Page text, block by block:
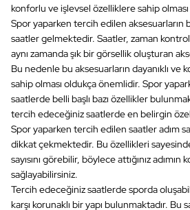
konforlu ve işlevsel özelliklere sahip
Spor yaparken tercih edilen aksesuarların
saatler gelmektedir. Saatler, zaman
aynı zamanda şık bir görsellik oluşturan
Bu nedenle bu aksesuarların dayanıklı ve
sahip olması oldukça önemlidir. Spor
saatlerde belli başlı bazı özellikler
tercih edeceğiniz saatlerde en belirgin
Spor yaparken tercih edilen saatler adım
dikkat çekmektedir. Bu özellikleri sayesinde
sayısını görebilir, böylece attığınız adımın
sağlayabilirsiniz.
Tercih edeceğiniz saatlerde sporda
karşı korunaklı bir yapı bulunmaktadır. Bu